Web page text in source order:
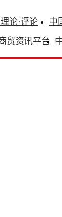
理论·评论 中
贸资讯平台